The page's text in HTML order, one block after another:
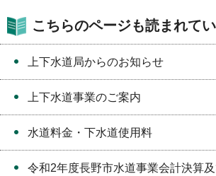
こちらのページも読まれて
上下水道局からのお知らせ
上下水道事業のご案内
水道料金・下水道使用料
令和2年度長野市水道事業会計決算